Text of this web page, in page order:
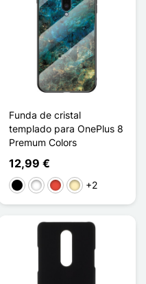
Funda de cristal
templado para OnePlus 8
Premum Colors
12,99 €
NegroBlancoRojoOro +2